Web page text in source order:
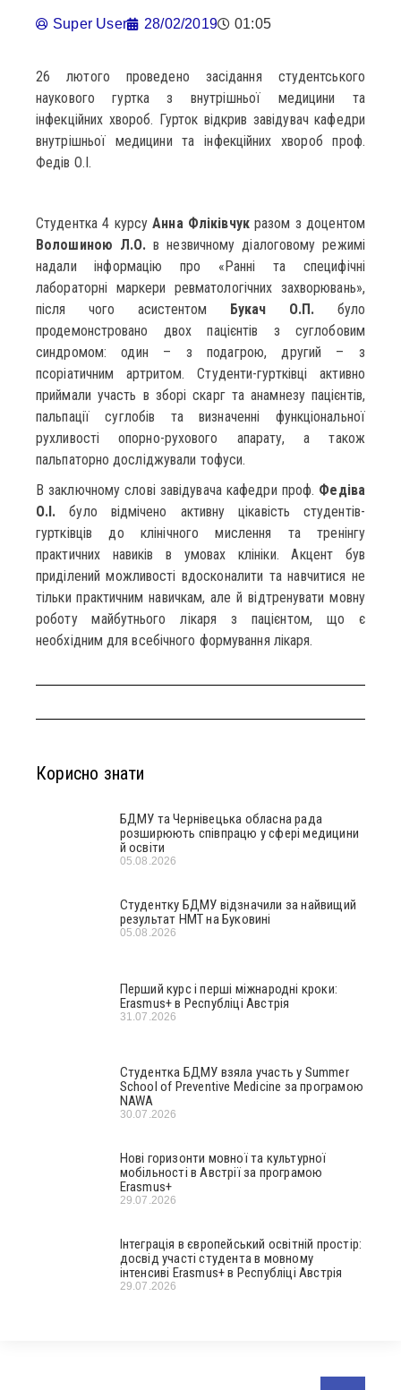
Super User 28/02/2019 01:05
26 лютого проведено засідання студентського
наукового гуртка з внутрішньої медицини та
інфекційних хвороб. Гурток відкрив завідувач кафедри
внутрішньої медицини та інфекційних хвороб проф.
Федів О.І.
Студентка 4 курсуАнна Фліківчукразом з доцентом
Волошиною Л.О. в незвичному діалоговому режимі
надали інформацію про «Ранні та специфічні
лабораторні маркери ревматологічних захворювань»,
після чого асистентом Букач О.П. було
продемонстровано двох пацієнтів з суглобовим
синдромом: один – з подагрою, другий – з
псоріатичним артритом. Студенти-гуртківці активно
приймали участь в зборі скарг та анамнезу пацієнтів,
пальпації суглобів та визначенні функціональної
рухливості опорно-рухового апарату, а також
пальпаторно досліджували тофуси.
В заключному слові завідувача кафедри проф. Федіва
О.І. було відмічено активну цікавість студентів-
гуртківців до клінічного мислення та тренінгу
практичних навиків в умовах клініки. Акцент був
приділений можливості вдосконалити та навчитися не
тільки практичним навичкам, але й відтренувати мовну
роботу майбутнього лікаря з пацієнтом, що є
необхідним для всебічного формування лікаря.
Корисно знати
БДМУ та Чернівецька обласна рада
розширюють співпрацю у сфері медицини
й освіти
05.08.2026
Студентку БДМУ відзначили за найвищий
результат НМТ на Буковині
05.08.2026
Перший курс і перші міжнародні кроки:
Erasmus+ в Республіці Австрія
31.07.2026
Студентка БДМУ взяла участь у Summer
School of Preventive Medicine за програмою
NAWA
30.07.2026
Нові горизонти мовної та культурної
мобільності в Австрії за програмою
Erasmus+
29.07.2026
Інтеграція в європейський освітній простір:
досвід участі студента в мовному
інтенсиві Erasmus+ в Республіці Австрія
29.07.2026